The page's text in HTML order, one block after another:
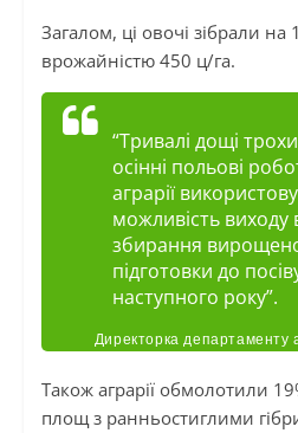
Загалом, ці овочі зібрали на
врожайністю 450 ц/га.
“Тривалі дощі
осінні польові
аграрії
можливість виходу
збирання
підготовки до
наступного року”.
Директорка департаменту
розвитку ОДА Надія
Також аграрії обмолотили
площ з ранньостиглими